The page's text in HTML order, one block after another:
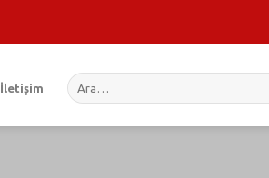
İletişim
Ara: